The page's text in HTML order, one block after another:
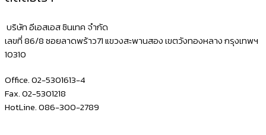
บริษัท อีเอสเอส ซินเทค จำกัด
เลขที่ 86/8 ซอยลาดพร้าว71 แขวงสะพานสอง เขตวังทองหลาง กรุงเทพฯ
10310
Office. 02-5301613-4
Fax. 02-5301218
HotLine. 086-300-2789